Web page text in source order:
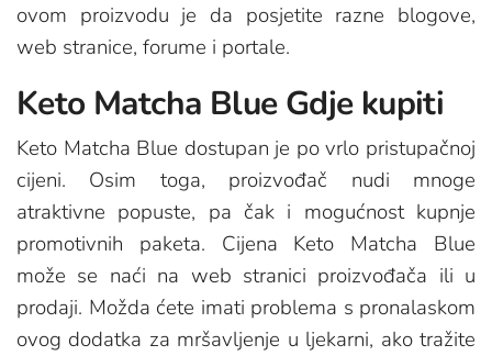
ovom proizvodu je da posjetite razne blogove,
web stranice, forume i portale.
Keto Matcha Blue Gdje kupiti
Keto Matcha Blue dostupan je po vrlo pristupačnoj
cijeni. Osim toga, proizvođač nudi mnoge
atraktivne popuste, pa čak i mogućnost kupnje
promotivnih paketa. Cijena Keto Matcha Blue
može se naći na web stranici proizvođača ili u
prodaji. Možda ćete imati problema s pronalaskom
ovog dodatka za mršavljenje u ljekarni, ako tražite